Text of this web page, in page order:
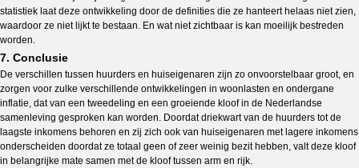
statistiek laat deze ontwikkeling door de definities die ze hanteert helaas niet zien,
waardoor ze niet lijkt te bestaan. En wat niet zichtbaar is kan moeilijk bestreden
worden.
7. Conclusie
De verschillen tussen huurders en huiseigenaren zijn zo onvoorstelbaar groot, en
zorgen voor zulke verschillende ontwikkelingen in woonlasten en ondergane
inflatie, dat van een tweedeling en een groeiende kloof in de Nederlandse
samenleving gesproken kan worden. Doordat driekwart van de huurders tot de
laagste inkomens behoren en zij zich ook van huiseigenaren met lagere inkomens
onderscheiden doordat ze totaal geen of zeer weinig bezit hebben, valt deze kloof
in belangrijke mate samen met de kloof tussen arm en rijk.